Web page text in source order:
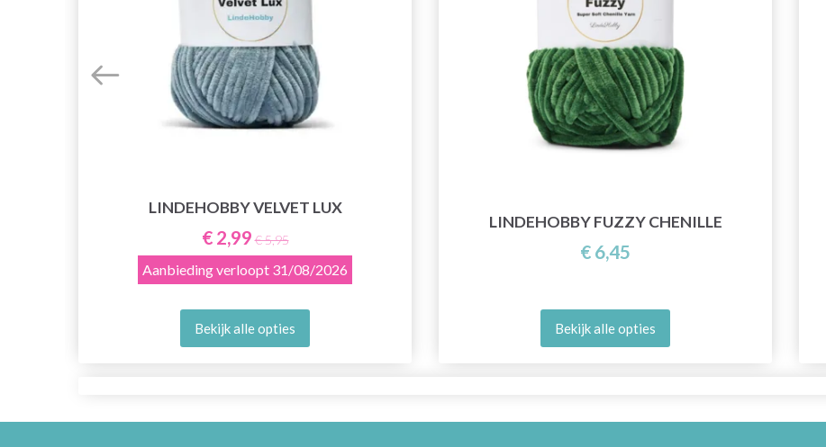
LINDEHOBBY VELVET LUX
€ 2,99 € 5,95
Aanbieding verloopt 31/08/2026
Bekijk alle opties
LINDEHOBBY FUZZY CHENILLE
€ 6,45
Bekijk alle opties